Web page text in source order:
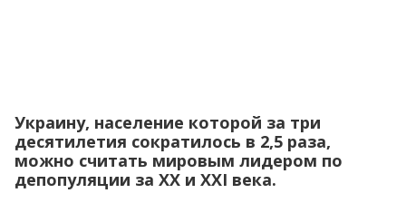
Украину, население которой за три
десятилетия сократилось в 2,5 раза,
можно считать мировым лидером по
депопуляции за XX и XXI века.